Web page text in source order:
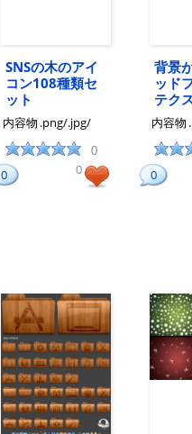
SNSの木のアイ
コン108種類セ
ット
内容物 .png/.jpg/
0
0 0
背景
ッド
テク
内容物
0